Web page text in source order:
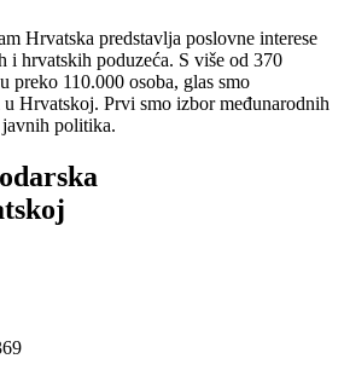
Hrvatska predstavlja poslovne interese
i hrvatskih poduzeća. S više od 370
preko 110.000 osoba, glas smo
u Hrvatskoj. Prvi smo izbor međunarodnih
javnih politika.